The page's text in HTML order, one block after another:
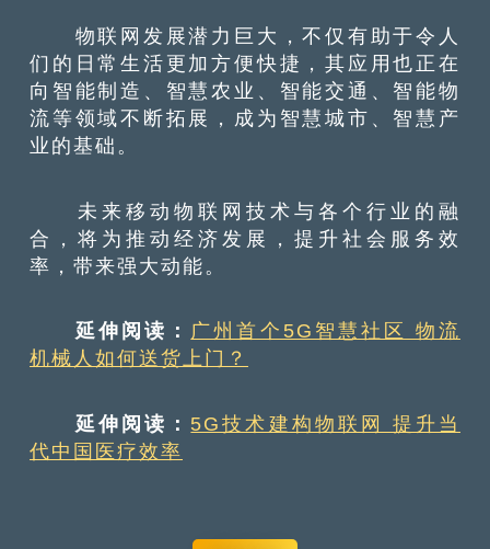
物联网发展潜力巨大，不仅有助于令人
们的日常生活更加方便快捷，其应用也正在
向智能制造、智慧农业、智能交通、智能物
流等领域不断拓展，成为智慧城市、智慧产
业的基础。
未来移动物联网技术与各个行业的融
合，将为推动经济发展，提升社会服务效
率，带来强大动能。
延伸阅读： 广州首个5G智慧社区 物流
机械人如何送货上门？
延伸阅读： 5G技术建构物联网 提升当
代中国医疗效率